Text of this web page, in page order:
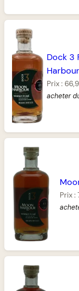
Dock 3
Harbour
Prix :
acheter
Prix :